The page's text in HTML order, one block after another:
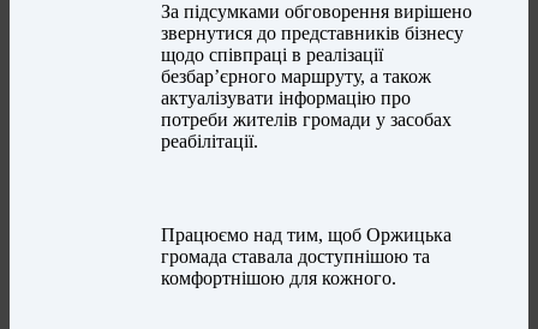
За підсумками обговорення вирішено
звернутися до представників бізнесу
щодо співпраці в реалізації
безбар’єрного маршруту, а також
актуалізувати інформацію про
потреби жителів громади у засобах
реабілітації.
Працюємо над тим, щоб Оржицька
громада ставала доступнішою та
комфортнішою для кожного.